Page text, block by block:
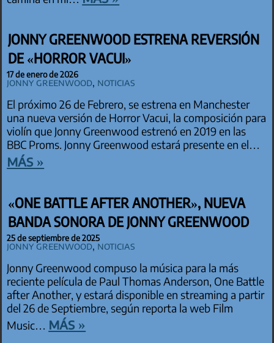
JONNY GREENWOOD ESTRENA REVERSIÓN
DE «HORROR VACUI»
17 de enero de 2026
Jonny Greenwood, Noticias
El próximo 26 de Febrero, se estrena en Manchester
una nueva versión de Horror Vacui, la composición para
violín que Jonny Greenwood estrenó en 2019 en las
BBC Proms. Jonny Greenwood estará presente en el…
más »
«ONE BATTLE AFTER ANOTHER», NUEVA
BANDA SONORA DE JONNY GREENWOOD
25 de septiembre de 2025
Jonny Greenwood, Noticias
Jonny Greenwood compuso la música para la más
reciente película de Paul Thomas Anderson, One Battle
after Another, y estará disponible en streaming a partir
del 26 de Septiembre, según reporta la web Film
Music… más »